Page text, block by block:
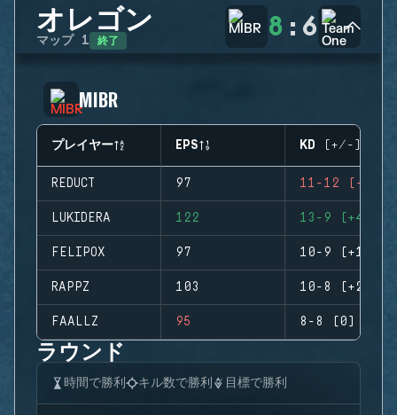
オレゴン
マップ 1 終了 8 : 6
MIBR
プレイヤー EPS KD (+/-)
REDUCT 97 11-12 (-1)
LUKIDERA 122 13-9 (+4)
FELIPOX 97 10-9 (+1)
RAPPZ 103 10-8 (+2)
FAALLZ 95 8-8 (0)
ラウンド
時間で勝利 キル数で勝利 目標で勝利